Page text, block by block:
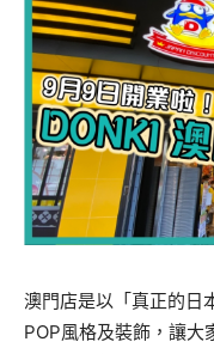
澳門店是以「真正的日
POP風格及裝飾，讓大